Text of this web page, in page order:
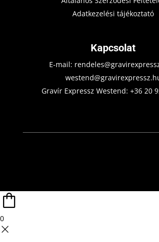
Adatkezelési tájékoztató
Kapcsolat
E-mail:
Gravír Expressz Westend:+36 20
0